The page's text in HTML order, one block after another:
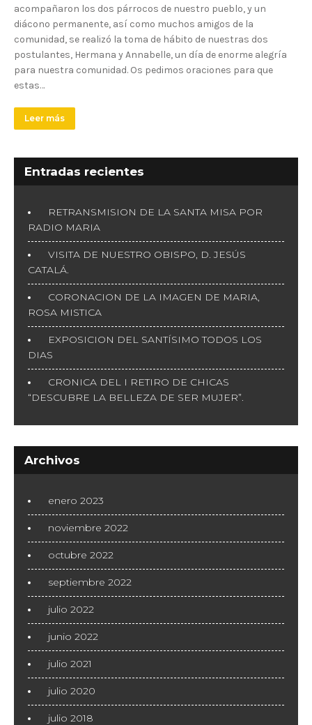
acompañaron los dos párrocos de nuestro pueblo, y un
diácono permanente, así como muchos amigos de la
comunidad, se realizó la toma de hábito de nuestras dos
postulantes, Hermana y Annabelle, un día de enorme alegría
para nuestra comunidad. Os pedimos oraciones para que
estas…
Leer más
Entradas recientes
RETRANSMISION DE LA SANTA MISA POR
RADIO MARIA
VISITA DE NUESTRO OBISPO, D. JESÚS
CATALÁ.
CORONACION DE LA IMAGEN DE MARIA,
ROSA MISTICA
EXPOSICION DEL SANTÍSIMO TODOS LOS
DIAS
CRONICA DEL I RETIRO DE CHICAS
“DESCUBRE LA BELLEZA DE SER MUJER”.
Archivos
enero 2023
noviembre 2022
octubre 2022
septiembre 2022
julio 2022
junio 2022
julio 2021
julio 2020
julio 2018